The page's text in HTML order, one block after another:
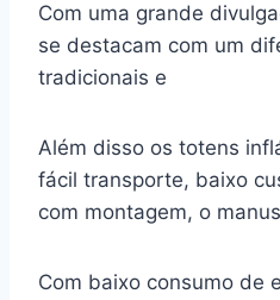
Com uma grande
se destacam com um
tradicionais e
Além disso os totens
fácil transporte, baixo
com montagem, o
Com baixo consumo de